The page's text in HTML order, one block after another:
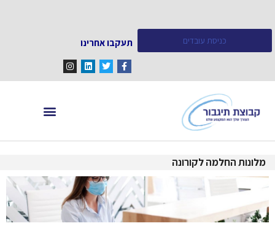
כניסת עובדים תעקבו אחרינו
מלונות החלמה לקורונה